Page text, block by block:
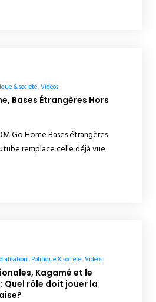
& société Vidéos
Bases Étrangères Hors
Go Home Bases étrangères
remplace celle déjà vue
Politique & société Vidéos
Kagamé et le
Quel rôle doit jouer la